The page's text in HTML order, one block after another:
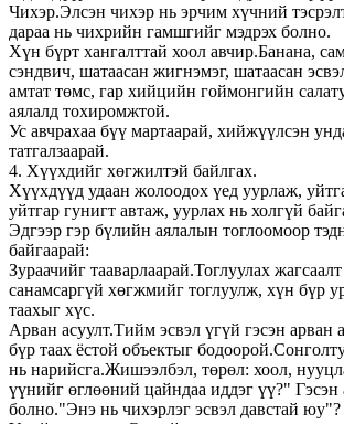
Чихэр.Элсэн чихэр нь эрчим хүчний
дараа нь чихрийн гамшгийг мэдрэх болно.
Хүн бүрт хангалттай хоол авчир.Банана,
сэндвич, шатаасан жигнэмэг, шатаасан
амтат төмс, гар хийцийн гоймонгийн
аялалд тохиромжтой.
Ус авчрахаа бүү мартаарай, хийжүүлсэн
татгалзаарай.
4. Хүүхдийг хөгжилтэй байлгах.
Хүүхдүүд удаан жолоодох үед уурлаж,
уйтгар гунигт автаж, уурлах нь холгүй
Эдгээр гэр бүлийн аялалын тоглоомоор
байгаарай:
Зураачийг тааварлаарай.Тоглуулах
санамсаргүй хөгжмийг тоглуулж, хүн бүр
таахыг хүс.
Арван асуулт.Тийм эсвэл үгүй ​​гэсэн арван
бүр таах ёстой объектыг
нь нарийсга.Жишээлбэл, төрөл: хоол,
үүнийг өглөөний цайндаа иддэг үү?" Гэсэн
болно."Энэ нь чихэрлэг эсвэл давстай юу"?